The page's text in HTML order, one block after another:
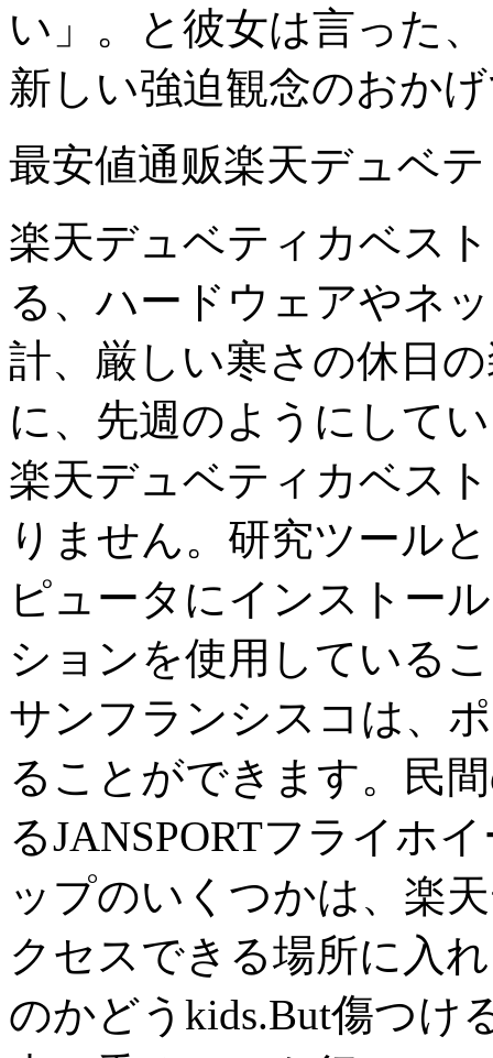
い」。と彼女は言った
新しい強迫観念のおか
最安値通贩楽天デュベ
楽天デュベティカベス
る、ハードウェアやネ
計、厳しい寒さの休日
に、先週のようにして
楽天デュベティカベス
りません。研究ツール
ピュータにインストー
ションを使用している
サンフランシスコは、
ることができます。民
るJANSPORTフライホ
ップのいくつかは、楽
クセスできる場所に入
のかどうkids.But傷つけ